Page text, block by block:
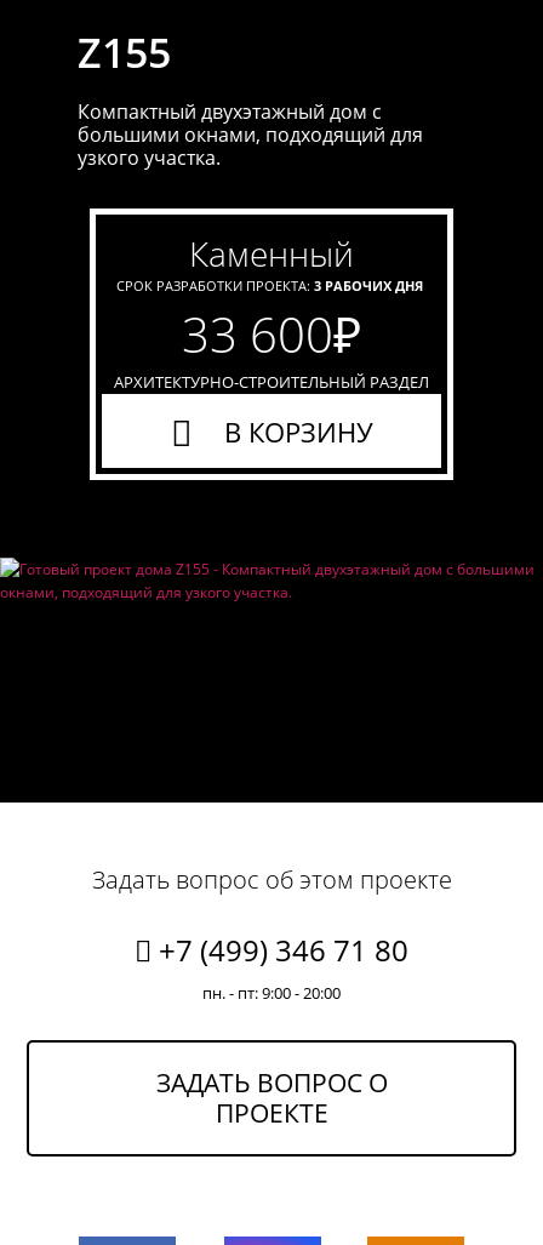
Z155
Компактный двухэтажный дом с
большими окнами, подходящий для
узкого участка.
каменный
СРОК РАЗРАБОТКИ ПРОЕКТА: 3 РАБОЧИХ ДНЯ
33 600₽
АРХИТЕКТУРНО-СТРОИТЕЛЬНЫЙ РАЗДЕЛ
В КОРЗИНУ
Задать вопрос об этом проекте
+7 (499) 346 71 80
пн. - пт: 9:00 - 20:00
ЗАДАТЬ ВОПРОС О
ПРОЕКТЕ